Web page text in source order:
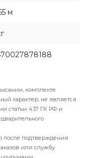
м
комплекте
характер, не является
статьи 437 ГК РФ и
после подтверждения
или службу